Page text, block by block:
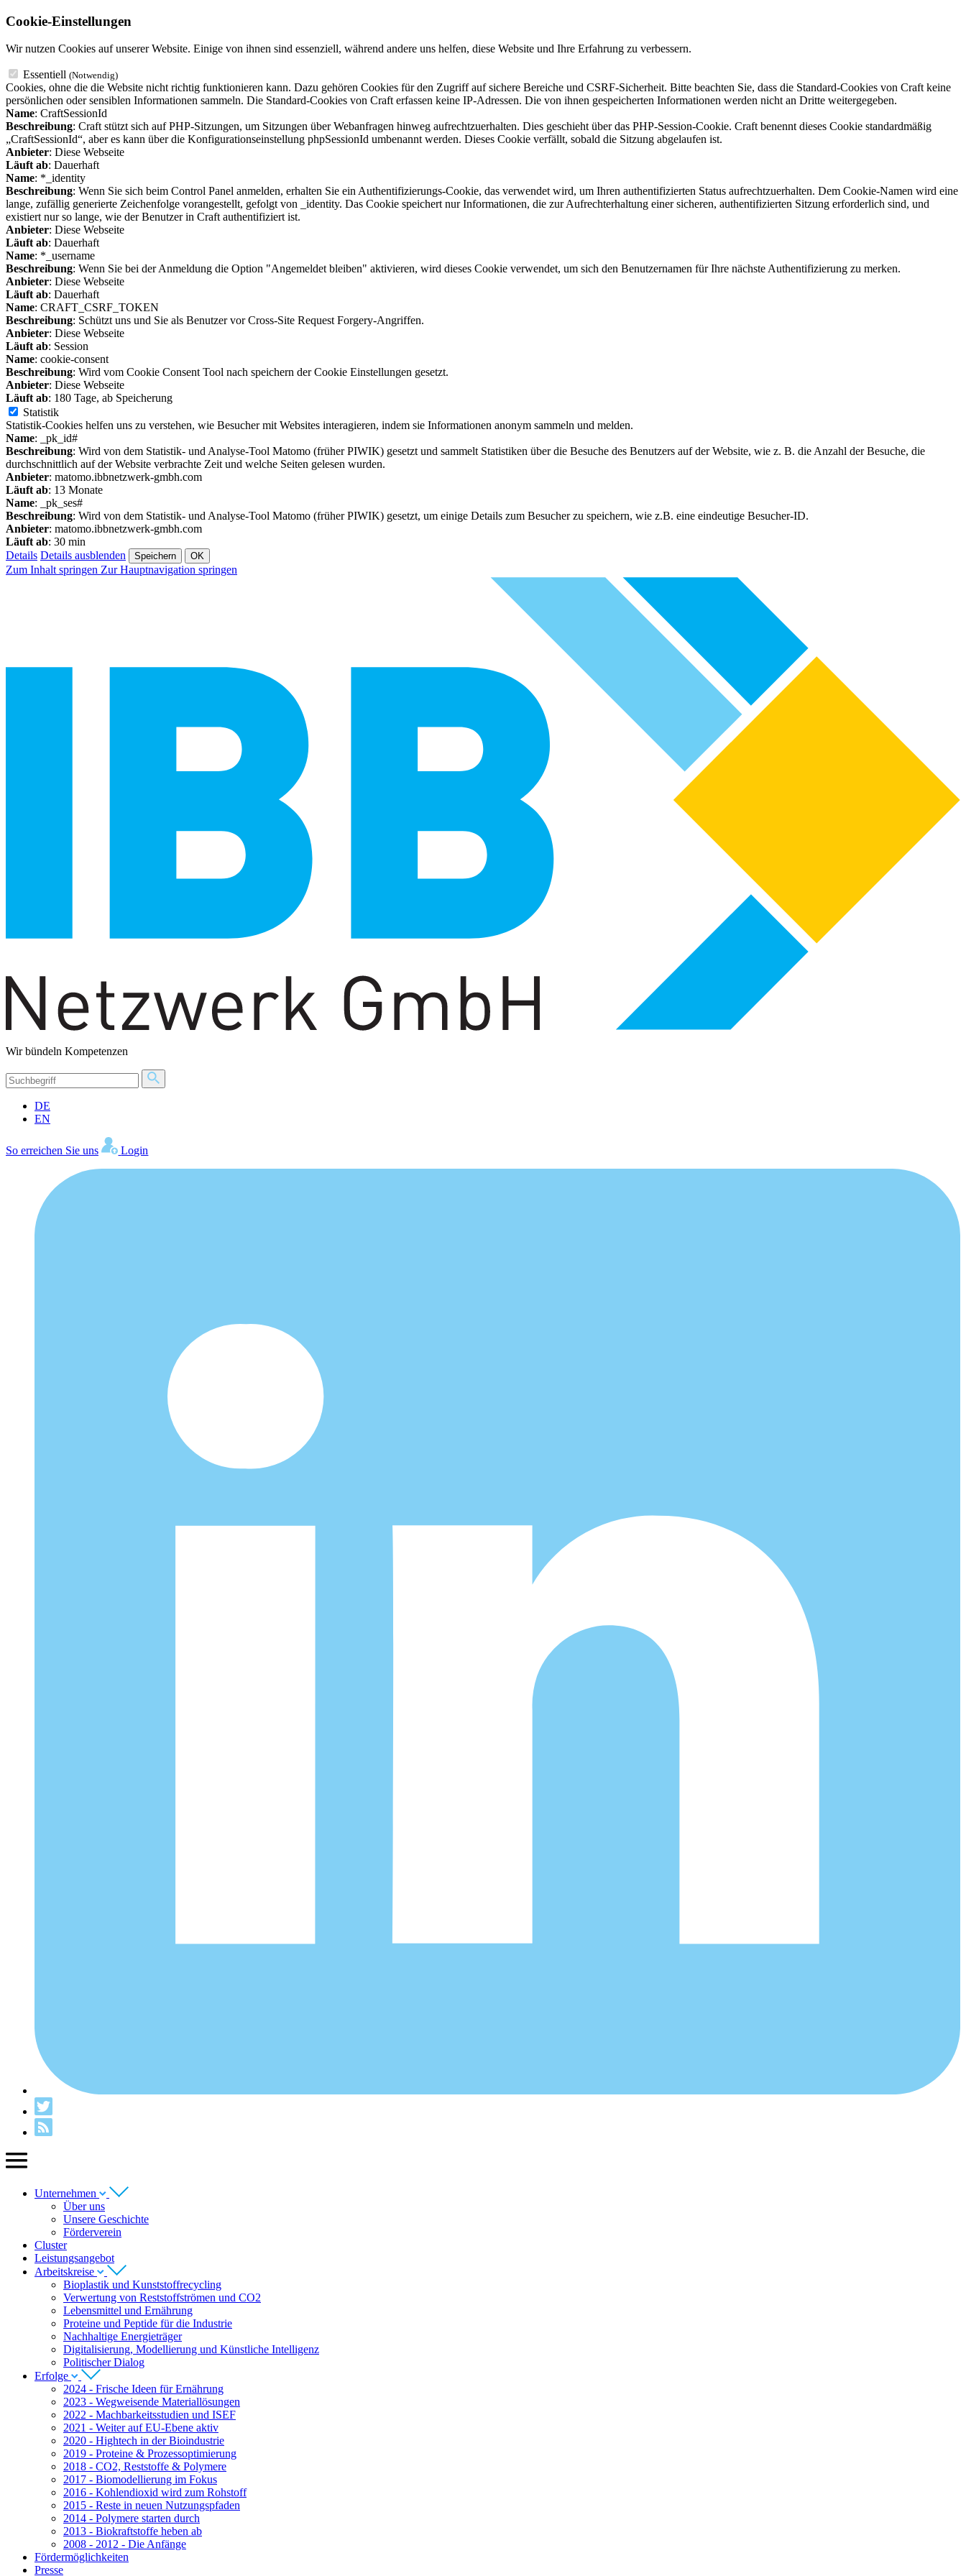
Cookie-Einstellungen
Wir nutzen Cookies auf unserer Website. Einige von ihnen sind essenziell, während andere uns helfen, diese Website und Ihre Erfahrung zu verbessern.
Essentiell (Notwendig)
Cookies, ohne die die Website nicht richtig funktionieren kann. Dazu gehören Cookies für den Zugriff auf sichere Bereiche und CSRF-Sicherheit. Bitte beachten Sie, dass die Standard-Cookies von Craft keine
persönlichen oder sensiblen Informationen sammeln. Die Standard-Cookies von Craft erfassen keine IP-Adressen. Die von ihnen gespeicherten Informationen werden nicht an Dritte weitergegeben.
Name: CraftSessionId
Beschreibung: Craft stützt sich auf PHP-Sitzungen, um Sitzungen über Webanfragen hinweg aufrechtzuerhalten. Dies geschieht über das PHP-Session-Cookie. Craft benennt dieses Cookie standardmäßig
„CraftSessionId“, aber es kann über die Konfigurationseinstellung phpSessionId umbenannt werden. Dieses Cookie verfällt, sobald die Sitzung abgelaufen ist.
Anbieter: Diese Webseite
Läuft ab: Dauerhaft
Name: *_identity
Beschreibung: Wenn Sie sich beim Control Panel anmelden, erhalten Sie ein Authentifizierungs-Cookie, das verwendet wird, um Ihren authentifizierten Status aufrechtzuerhalten. Dem Cookie-Namen wird eine
lange, zufällig generierte Zeichenfolge vorangestellt, gefolgt von _identity. Das Cookie speichert nur Informationen, die zur Aufrechterhaltung einer sicheren, authentifizierten Sitzung erforderlich sind, und
existiert nur so lange, wie der Benutzer in Craft authentifiziert ist.
Anbieter: Diese Webseite
Läuft ab: Dauerhaft
Name: *_username
Beschreibung: Wenn Sie bei der Anmeldung die Option "Angemeldet bleiben" aktivieren, wird dieses Cookie verwendet, um sich den Benutzernamen für Ihre nächste Authentifizierung zu merken.
Anbieter: Diese Webseite
Läuft ab: Dauerhaft
Name: CRAFT_CSRF_TOKEN
Beschreibung: Schützt uns und Sie als Benutzer vor Cross-Site Request Forgery-Angriffen.
Anbieter: Diese Webseite
Läuft ab: Session
Name: cookie-consent
Beschreibung: Wird vom Cookie Consent Tool nach speichern der Cookie Einstellungen gesetzt.
Anbieter: Diese Webseite
Läuft ab: 180 Tage, ab Speicherung
Statistik
Statistik-Cookies helfen uns zu verstehen, wie Besucher mit Websites interagieren, indem sie Informationen anonym sammeln und melden.
Name: _pk_id#
Beschreibung: Wird von dem Statistik- und Analyse-Tool Matomo (früher PIWIK) gesetzt und sammelt Statistiken über die Besuche des Benutzers auf der Website, wie z. B. die Anzahl der Besuche, die
durchschnittlich auf der Website verbrachte Zeit und welche Seiten gelesen wurden.
Anbieter: matomo.ibbnetzwerk-gmbh.com
Läuft ab: 13 Monate
Name: _pk_ses#
Beschreibung: Wird von dem Statistik- und Analyse-Tool Matomo (früher PIWIK) gesetzt, um einige Details zum Besucher zu speichern, wie z.B. eine eindeutige Besucher-ID.
Anbieter: matomo.ibbnetzwerk-gmbh.com
Läuft ab: 30 min
Details Details ausblenden Speichern OK
Zum Inhalt springen Zur Hauptnavigation springen
Wir bündeln Kompetenzen
DE
EN
So erreichen Sie uns Login
Unternehmen
Über uns
Unsere Geschichte
Förderverein
Cluster
Leistungsangebot
Arbeitskreise
Bioplastik und Kunststoffrecycling
Verwertung von Reststoffströmen und CO2
Lebensmittel und Ernährung
Proteine und Peptide für die Industrie
Nachhaltige Energieträger
Digitalisierung, Modellierung und Künstliche Intelligenz
Politischer Dialog
Erfolge
2024 - Frische Ideen für Ernährung
2023 - Wegweisende Materiallösungen
2022 - Machbarkeitsstudien und ISEF
2021 - Weiter auf EU-Ebene aktiv
2020 - Hightech in der Bioindustrie
2019 - Proteine & Prozessoptimierung
2018 - CO2, Reststoffe & Polymere
2017 - Biomodellierung im Fokus
2016 - Kohlendioxid wird zum Rohstoff
2015 - Reste in neuen Nutzungspfaden
2014 - Polymere starten durch
2013 - Biokraftstoffe heben ab
2008 - 2012 - Die Anfänge
Fördermöglichkeiten
Presse